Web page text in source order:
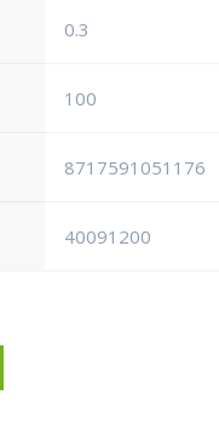
0.3
100
8717591051176
40091200